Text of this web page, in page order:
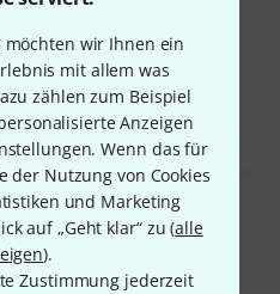
möchten wir Ihnen ein
mit allem was
zählen zum Beispiel
Anzeigen
Wenn das für
der Nutzung von Cookies
und Marketing
auf „Geht klar“ zu (alle
).
Zustimmung jederzeit
im Studio. Der individuell
und mehr.
MELDEN
lesen